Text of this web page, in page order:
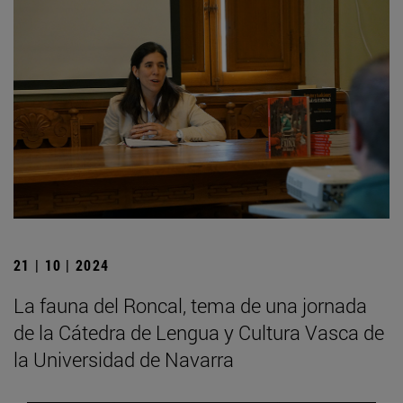
21 | 10 | 2024
La fauna del Roncal, tema de una jornada
de la Cátedra de Lengua y Cultura Vasca de
la Universidad de Navarra